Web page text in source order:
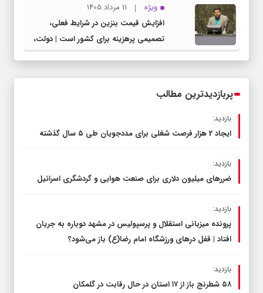
ویژه
11 مرداد 1405
افزایش قیمت بنزین در شرایط فعلی،
تصمیمی پرهزینه برای کشور است | دولت،
قاچاق سوخت و عوامل اصلی ناترازی را
پربازدیدترین مطالب
بازدید:
ایجاد 2 هزار فرصت شغلی برای مددجویان طی ۵ سال گذشته
بازدید:
ضررهای میلیون دلاری برای صنعت هوایی و گردشگری اسرائیل
بازدید:
پرونده میزبانی استقلال و پرسپولیس در مشهد دوباره به جریان
افتاد | قفل در‌های ورزشگاه امام رضا(ع) باز می‌شود؟
بازدید:
۵۸ شطرنج‌ باز از ۱۷ استان در حال رقابت در گلمکان